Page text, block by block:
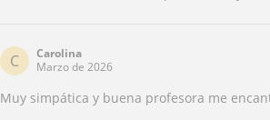
C
Carolina
Marzo de 2026
Muy simpática y buena profesora me